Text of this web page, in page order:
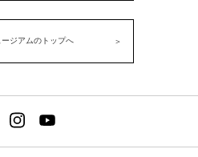
ジアムのトップへ